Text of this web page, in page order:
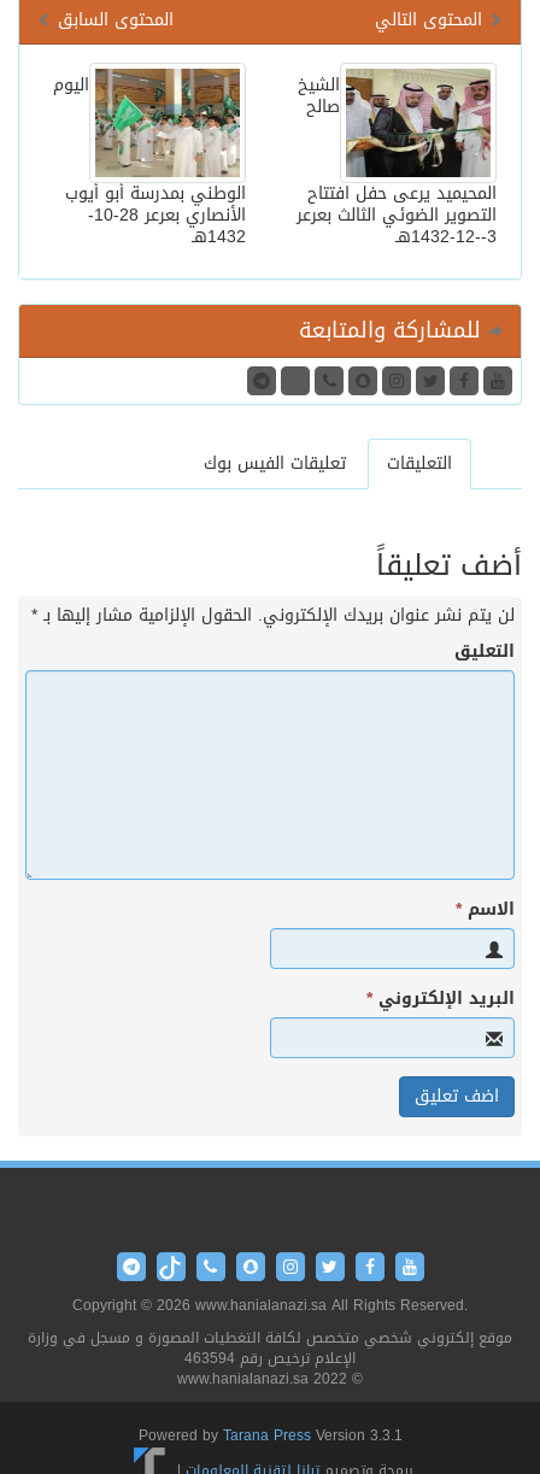
المحتوى السابق
المحتوى التالي
اليوم
الوطني بمدرسة أبو أيوب
الأنصاري بعرعر 28-10-
1432هـ
الشيخ
صالح
المحيميد يرعى حفل افتتاح
التصوير الضوئي الثالث بعرعر
3--12-1432هـ
للمشاركة والمتابعة
التعليقات تعليقات الفيس بوك
أضف تعليقاً
لن يتم نشر عنوان بريدك الإلكتروني. الحقول الإلزامية مشار إليها بـ*
التعليق
الاسم*
البريد الإلكتروني*
Copyright © 2026 www.hanialanazi.sa All Rights Reserved.
موقع إلكتروني شخصي متخصص لكافة التغطيات المصورة و مسجل في وزارة
الإعلام ترخيص رقم 463594
© 2022 www.hanialanazi.sa
Powered byTarana PressVersion 3.3.1